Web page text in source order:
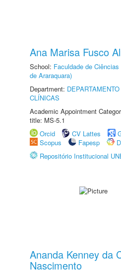
Ana Marisa Fusco
School: Faculdade de
de Araraquara)
Department:
CLÍNICAS
Academic Appointment
title: MS-5.1
Orcid
CV Lattes
Scopus
Fapesp
Repositório Institucional
Ananda Kenney da
Nascimento